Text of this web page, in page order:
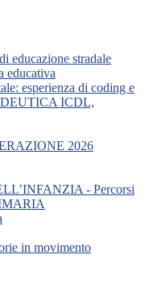
educazione stradale
educativa
esperienza di coding e
ICDL,
2026
- Percorsi
in movimento